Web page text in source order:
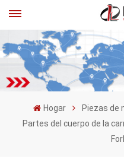
Hogar
Piezas de
Partes del cuerpo de la